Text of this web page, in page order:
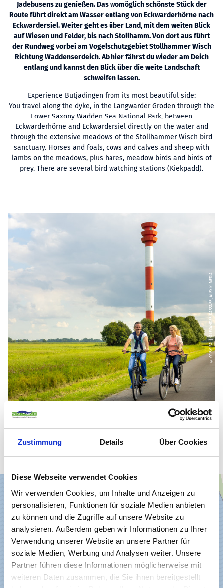
Zustimmung Details Über Cookies
Diese Webseite verwendet Cookies
Wir verwenden Cookies, um Inhalte und Anzeigen zu
personalisieren, Funktionen für soziale Medien anbieten
zu können und die Zugriffe auf unsere Website zu
analysieren. Außerdem geben wir Informationen zu Ihrer
Verwendung unserer Website an unsere Partner für
soziale Medien, Werbung und Analysen weiter. Unsere
Partner führen diese Informationen möglicherweise mit
weiteren Daten zusammen, die Sie ihnen bereitgestellt
Jadebusens zu genießen. Das womöglich schönste Stück der
Route führt direkt am Wasser entlang von Eckwarderhörne nach
Eckwardersiel. Weiter geht es über Land, mit dem weiten Blick
auf Wiesen und Felder, bis nach Stollhamm. Von dort aus führt
der Rundweg vorbei am Vogelschutzgebiet Stollhammer Wisch
Richtung Waddenserdeich. Ab hier fährst du wieder am Deich
entlang und kannst den Blick über die weite Landschaft
schweifen lassen.
Experience Butjadingen from its most beautiful side:
You travel along the dyke, in the Langwarder Groden through the
Lower Saxony Wadden Sea National Park, between
Eckwarderhörne and Eckwardersiel directly on the water and
through the extensive meadows of the Stollhammer Wisch bird
sanctuary. Horses and foals, cows and calves and sheep with
lambs on the meadows, plus hares, meadow birds and birds of
prey. There are several bird watching stations (Kiekpadd).
© CC-BY-SA | ALEXANDER KASSNER, ALEX K. MEDIA